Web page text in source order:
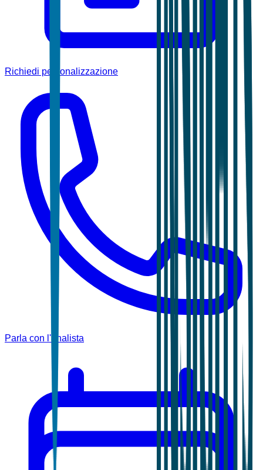
Richiedi personalizzazione
Parla con l'analista